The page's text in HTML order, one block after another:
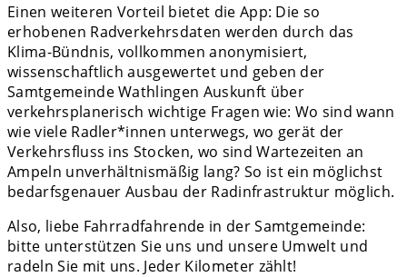
Einen weiteren Vorteil bietet die App: Die so
erhobenen Radverkehrsdaten werden durch das
Klima-Bündnis, vollkommen anonymisiert,
wissenschaftlich ausgewertet und geben der
Samtgemeinde Wathlingen Auskunft über
verkehrsplanerisch wichtige Fragen wie: Wo sind wann
wie viele Radler*innen unterwegs, wo gerät der
Verkehrsfluss ins Stocken, wo sind Wartezeiten an
Ampeln unverhältnismäßig lang? So ist ein möglichst
bedarfsgenauer Ausbau der Radinfrastruktur möglich.
Also, liebe Fahrradfahrende in der Samtgemeinde:
bitte unterstützen Sie uns und unsere Umwelt und
radeln Sie mit uns. Jeder Kilometer zählt!